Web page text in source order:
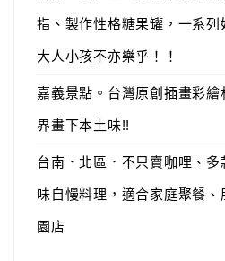
指、製作性格糖果罐，一系列
大人小孩不亦樂乎！！
嘉義景點。台灣原創插畫彩
界畫下本土味!!
台南．北區．不只賣咖哩、
味自慢料理，適合家庭聚餐
園店